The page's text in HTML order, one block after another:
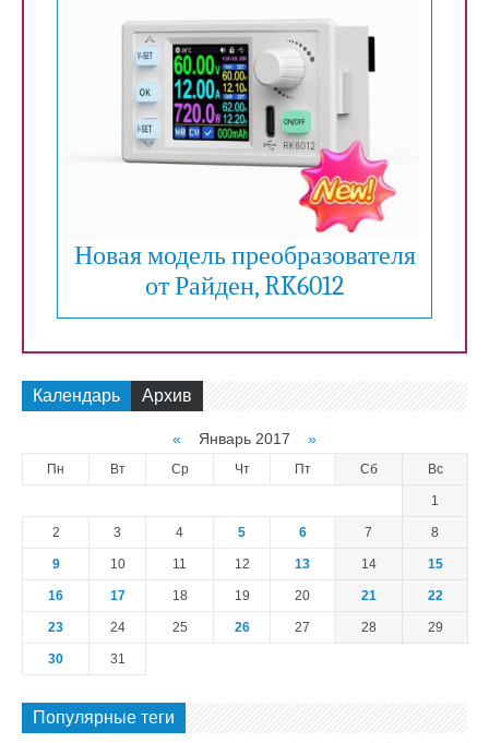
Новая модель преобразователя
от Райден, RK6012
Календарь Архив
« Январь 2017 »
Пн Вт Ср Чт Пт Сб Вс
1
2 3 4 5 6 7 8
9 10 11 12 13 14 15
16 17 18 19 20 21 22
23 24 25 26 27 28 29
30 31
Популярные теги